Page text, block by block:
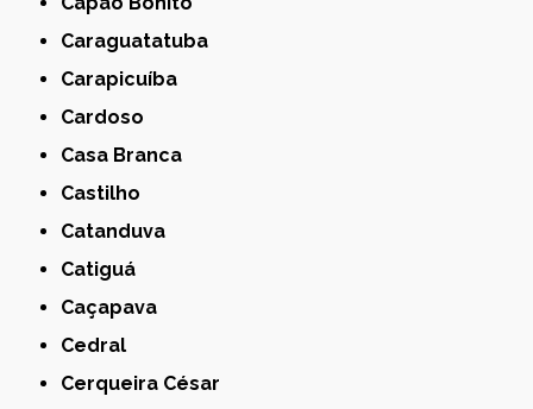
Caraguatatuba
Carapicuíba
Cardoso
Casa Branca
Castilho
Catanduva
Catiguá
Caçapava
Cedral
Cerqueira César